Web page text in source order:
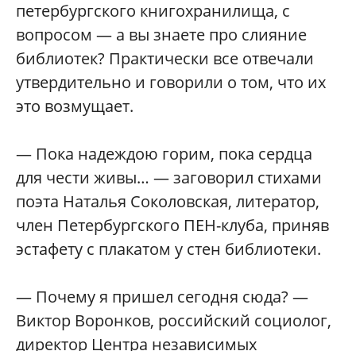
петербургского книгохранилища, с
вопросом — а вы знаете про слияние
библиотек? Практически все отвечали
утвердительно и говорили о том, что их
это возмущает.
— Пока надеждою горим, пока сердца
для чести живы… — заговорил стихами
поэта Наталья Соколовская, литератор,
член Петербургского ПЕН-клуба, приняв
эстафету с плакатом у стен библиотеки.
— Почему я пришел сегодня сюда? —
Виктор Воронков, российский социолог,
директор Центра независимых